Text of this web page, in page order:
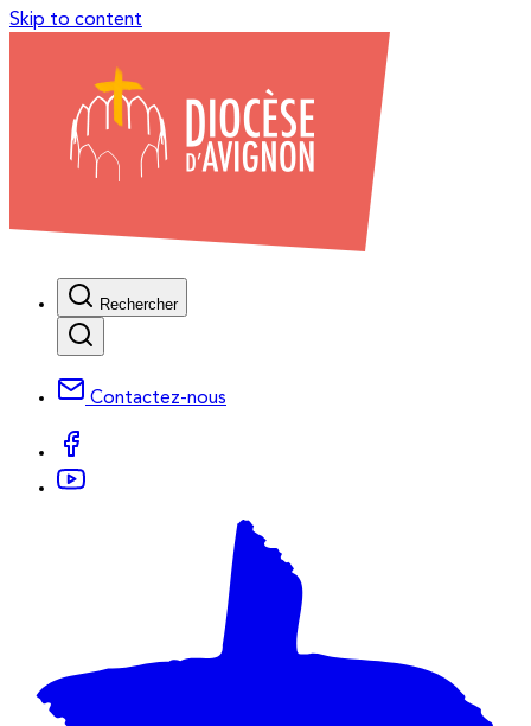
Skip to content
Rechercher
Contactez-nous